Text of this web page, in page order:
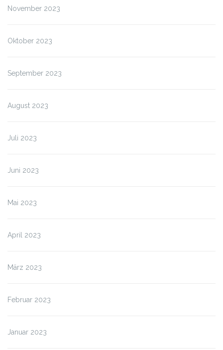
November 2023
Oktober 2023
September 2023
August 2023
Juli 2023
Juni 2023
Mai 2023
April 2023
März 2023
Februar 2023
Januar 2023